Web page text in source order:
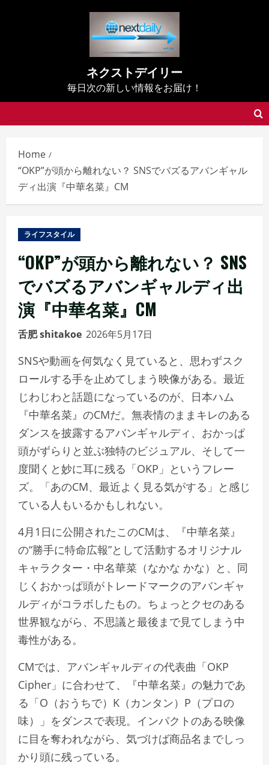
ネクストデイリー
毎日次の新しい情報をお届け！
Home
“OKP”が頭から離れない？ SNSでバズるアバンギャル
ディ出演『中華名菜』CM
ライフスタイル
“OKP”が頭から離れない？ SNS
でバズるアバンギャルディ出
演『中華名菜』CM
舌肥 shitakoe 2026年5月17日
SNSや動画を何気なく見ていると、思わずスク
ロールする手を止めてしまう映像がある。最近
じわじわと話題になっているのが、日本ハム
『中華名菜』のCMだ。無表情のままキレのある
ダンスを披露するアバンギャルディ、おかっぱ
頭がずらりと並ぶ独特のビジュアル、そして一
度聞くと妙に耳に残る「OKP」というフレー
ズ。「あのCM、最近よく見る気がする」と感じ
ている人もいるかもしれない。
4月1日に公開されたこのCMは、『中華名菜』
の“勝手に特命広報”として活動するオリジナル
キャラクター・中名華菜（なかな かな）と、同
じくおかっぱ頭がトレードマークのアバンギャ
ルディがコラボしたもの。ちょっとクセのある
世界観ながら、不思議と最後まで見てしまう中
毒性がある。
CMでは、アバンギャルディの代表曲「OKP
Cipher」に合わせて、『中華名菜』の魅力であ
る「O（おうちで）K（カンタン）P（プロの
味）」をダンスで表現。インパクトのある映像
に目を奪われながら、気づけば商品名までしっ
かり頭に残っている。